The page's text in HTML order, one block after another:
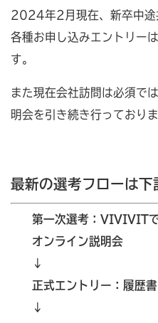
2024年2月現在、新卒中途
各種お申し込みエントリーは
す。
また現在会社訪問は必須で
明会を引き続き行っておりま
最新の選考フローは下
第一次選考：VIVIVIT
オンライン説明会
↓
正式エントリー：履歴
↓